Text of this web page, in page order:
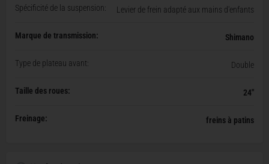
Spécificité de la suspension: Levier de frein adapté aux mains d'enfants
Marque de transmission: Shimano
Type de plateau avant: Double
Taille des roues: 24"
Freinage: freins à patins